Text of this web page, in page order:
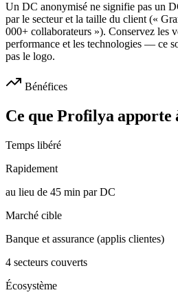
Un DC anonymisé ne signifie pas un
par le secteur et la taille du client («
000+ collaborateurs »). Conservez les
performance et les technologies — ce
pas le logo.
Bénéfices
Ce que Profilya apporte
Temps libéré
Rapidement
au lieu de 45 min par DC
Marché cible
Banque et assurance (applis clientes)
4 secteurs couverts
Écosystème